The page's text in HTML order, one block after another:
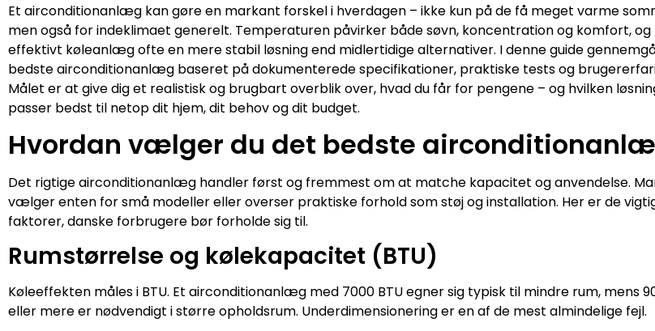
Et airconditionanlæg kan gøre en markant forskel i hverdagen – ikke kun på de få meget varme
men også for indeklimaet generelt. Temperaturen påvirker både søvn, koncentration og komfort,
effektivt køleanlæg ofte en mere stabil løsning end midlertidige alternativer. I denne guide
bedste airconditionanlæg baseret på dokumenterede specifikationer, praktiske tests og
Målet er at give dig et realistisk og brugbart overblik over, hvad du får for pengene – og hvilken
passer bedst til netop dit hjem, dit behov og dit budget.
Hvordan vælger du det bedste
Det rigtige airconditionanlæg handler først og fremmest om at matche kapacitet og anvendelse.
vælger enten for små modeller eller overser praktiske forhold som støj og installation. Her er de
faktorer, danske forbrugere bør forholde sig til.
Rumstørrelse og kølekapacitet (BTU)
Køleeffekten måles i BTU. Et airconditionanlæg med 7000 BTU egner sig typisk til mindre rum, mens
eller mere er nødvendigt i større opholdsrum. Underdimensionering er en af de mest almindelige fejl.